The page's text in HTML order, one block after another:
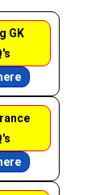
GK